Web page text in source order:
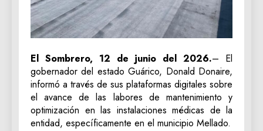
El Sombrero, 12 de junio del 2026.– El
gobernador del estado Guárico, Donald Donaire,
informó a través de sus plataformas digitales sobre
el avance de las labores de mantenimiento y
optimización en las instalaciones médicas de la
entidad, específicamente en el municipio Mellado.